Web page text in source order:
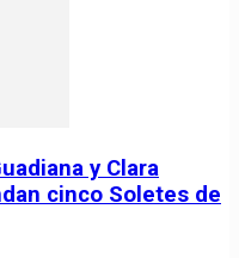
y Clara
cinco Soletes de